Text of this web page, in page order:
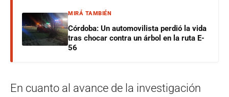
MIRÁ TAMBIÉN
Córdoba: Un automovilista perdió la vida
tras chocar contra un árbol en la ruta E-
56
En cuanto al avance de la investigación